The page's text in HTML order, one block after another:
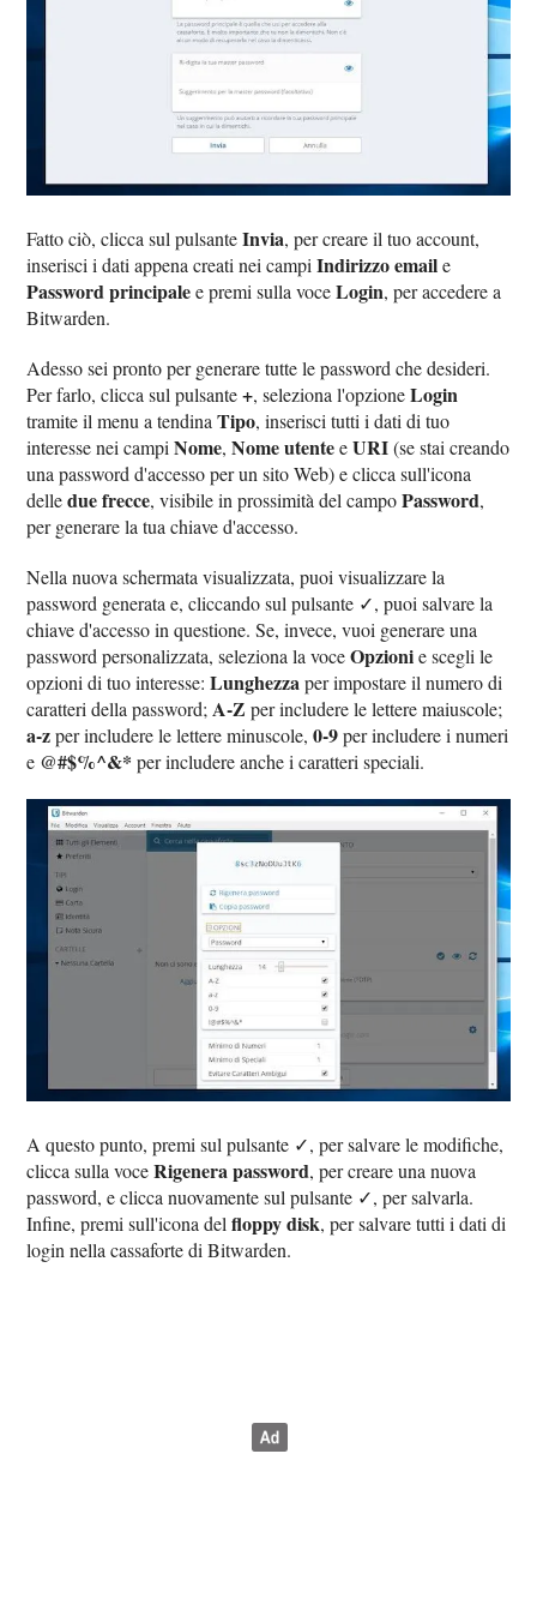
Fatto ciò, clicca sul pulsanteInvia, per creare il tuo account,
inserisci i dati appena creati nei campiIndirizzo emaile
Password principalee premi sulla voceLogin, per accedere a
Bitwarden.
Adesso sei pronto per generare tutte le password che desideri.
Per farlo, clicca sul pulsante+, seleziona l'opzioneLogin
tramite il menu a tendinaTipo, inserisci tutti i dati di tuo
interesse nei campiNome,Nome utenteeURI(se stai creando
una password d'accesso per un sito Web) e clicca sull'icona
delledue frecce, visibile in prossimità del campoPassword,
per generare la tua chiave d'accesso.
Nella nuova schermata visualizzata, puoi visualizzare la
password generata e, cliccando sul pulsante ✓, puoi salvare la
chiave d'accesso in questione. Se, invece, vuoi generare una
password personalizzata, seleziona la voceOpzionie scegli le
opzioni di tuo interesse:Lunghezzaper impostare il numero di
caratteri della password; A-Z per includere le lettere maiuscole;
a-zper includere le lettere minuscole,0-9per includere i numeri
e @#$%^&* per includere anche i caratteri speciali.
A questo punto, premi sul pulsante ✓, per salvare le modifiche,
clicca sulla voceRigenera password, per creare una nuova
password, e clicca nuovamente sul pulsante ✓, per salvarla.
Infine, premi sull'icona delfloppy disk, per salvare tutti i dati di
login nella cassaforte di Bitwarden.